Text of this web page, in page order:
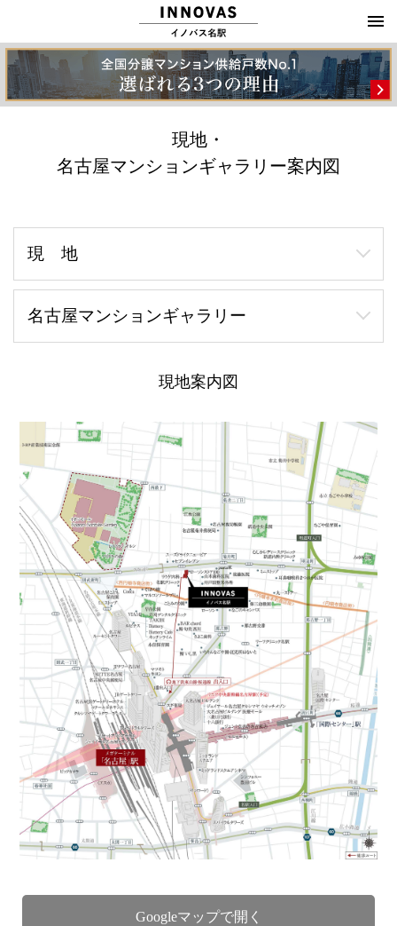
現地・
名古屋マンションギャラリー案内図
現 地
名古屋マンションギャラリー
現地案内図
Googleマップで開く